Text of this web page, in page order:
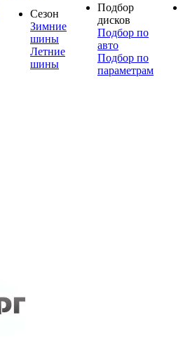
Сезон
Зимние
шины
Летние
шины
Подбор
дисков
Подбор по
авто
Подбор по
параметрам